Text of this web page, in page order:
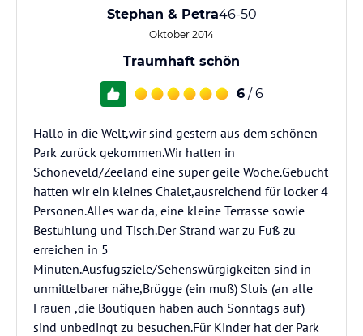
Stephan & Petra46-50
Oktober 2014
Traumhaft schön
6 / 6
Hallo in die Welt,wir sind gestern aus dem schönen
Park zurück gekommen.Wir hatten in
Schoneveld/Zeeland eine super geile Woche.Gebucht
hatten wir ein kleines Chalet,ausreichend für locker 4
Personen.Alles war da, eine kleine Terrasse sowie
Bestuhlung und Tisch.Der Strand war zu Fuß zu
erreichen in 5
Minuten.Ausfugsziele/Sehenswürgigkeiten sind in
unmittelbarer nähe,Brügge (ein muß) Sluis (an alle
Frauen ,die Boutiquen haben auch Sonntags auf)
sind unbedingt zu besuchen.Für Kinder hat der Park